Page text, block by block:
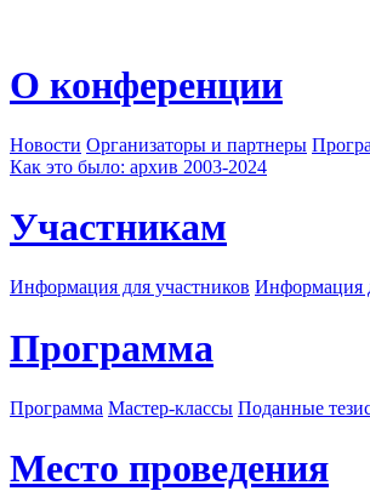
О конференции
Новости Организаторы и партнеры
Как это было: архив 2003-2024
Участникам
Информация для участников Информация
Программа
Программа Мастер-классы Поданные
Место проведения